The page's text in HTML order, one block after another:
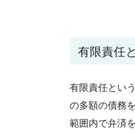
有限責任
有限責任とい
の多額の債務
範囲内で弁済